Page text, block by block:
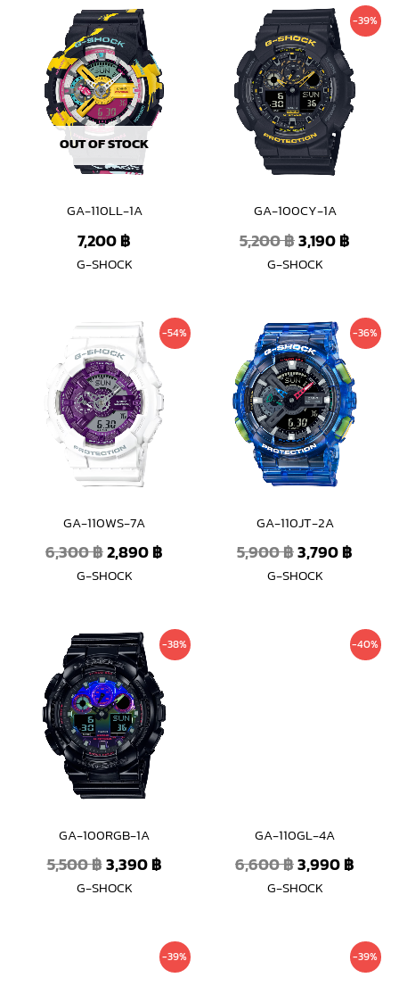
OUT OF STOCK
GA-110LL-1A
7,200฿
G-SHOCK
-39%
GA-100CY-1A
5,200฿
Original
price
was:
5,200 ฿.
3,190฿
price
3,190
G-SHOCK
-54%
GA-110WS-7A
6,300฿
Original
price
was:
6,300 ฿.
2,890฿
Current
price
2,890 ฿.
G-SHOCK
-36%
GA-110JT-2A
5,900฿
Original
price
was:
5,900 ฿.
3,790฿
price
3,790
G-SHOCK
-38%
GA-100RGB-1A
5,500฿
Original
price
was:
5,500 ฿.
3,390฿
Current
price
3,390 ฿.
G-SHOCK
-40%
GA-110GL-4A
6,600฿
Original
3,990฿
price
G-SHOCK
-39%
OriginalCurrent
price
-39%
Original
price